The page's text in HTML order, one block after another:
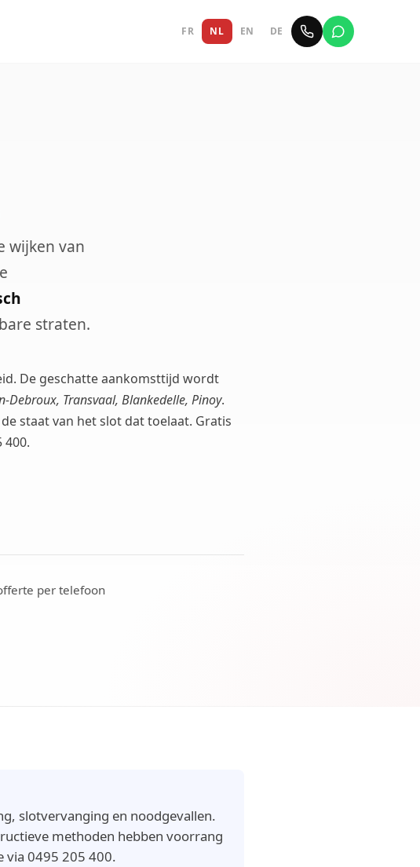
FR NL EN DE
wijken van
straten.
De geschatte aankomsttijd wordt
Debroux, Transvaal, Blankedelle, Pinoy.
staat van het slot dat toelaat. Gratis
400.
per telefoon
slotvervanging en noodgevallen.
methoden hebben voorrang
via 0495 205 400.